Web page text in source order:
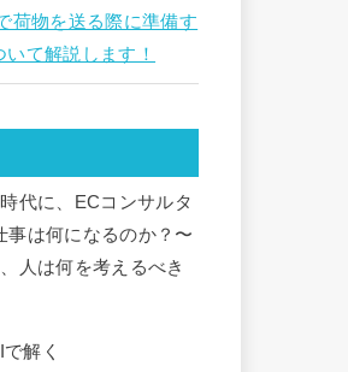
荷物を送る際に準備す
て解説します！
代に、ECコンサルタ
事は何になるのか？〜
人は何を考えるべき
解く